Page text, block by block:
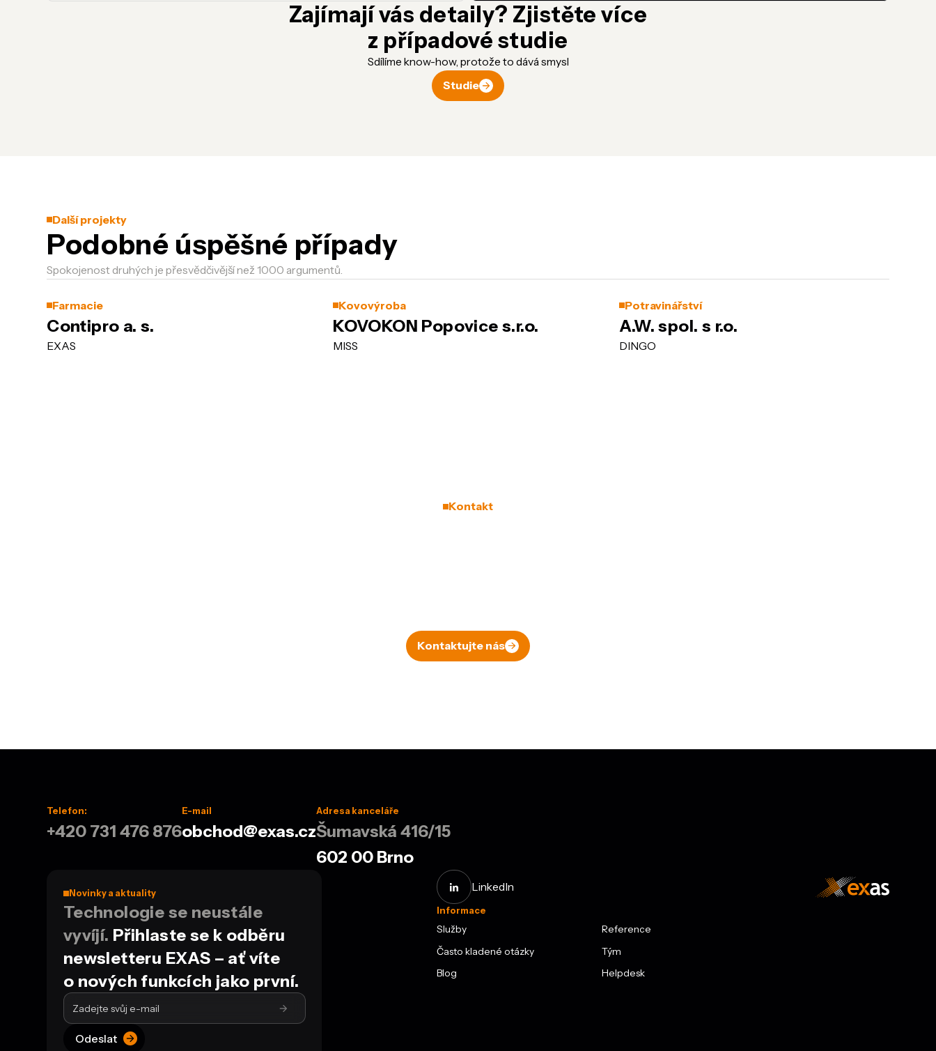
Zajímají vás detaily? Zjistěte více
z případové studie
Sdílíme know-how, protože to dává smysl
Studie
Další projekty
Podobné úspěšné případy
Spokojenost druhých je přesvědčivější než 1000 argumentů.
Farmacie
Contipro a. s.
EXAS
Kovovýroba
KOVOKON Popovice s.r.o.
MISS
Potravinářství
A.W. spol. s r.o.
DINGO
Kontakt
Kontaktujte nás
Telefon:
+420 731 476 876
E-mail
obchod@exas.cz
Adresa kanceláře
Šumavská 416/15
602 00 Brno
Novinky a aktuality
Technologie se neustále
vyvíjí. Přihlaste se k odběru
newsletteru EXAS – ať víte
o nových funkcích jako první.
LinkedIn
Informace
Služby
Reference
Často kladené otázky
Tým
Blog
Helpdesk